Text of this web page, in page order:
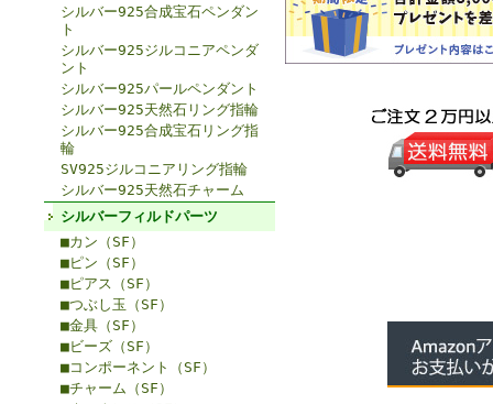
シルバー925合成宝石ペンダン
ト
シルバー925ジルコニアペンダ
ント
シルバー925パールペンダント
シルバー925天然石リング指輪
シルバー925合成宝石リング指
輪
SV925ジルコニアリング指輪
シルバー925天然石チャーム
シルバーフィルドパーツ
■カン（SF）
■ピン（SF）
■ピアス（SF）
■つぶし玉（SF）
■金具（SF）
■ビーズ（SF）
■コンポーネント（SF）
■チャーム（SF）